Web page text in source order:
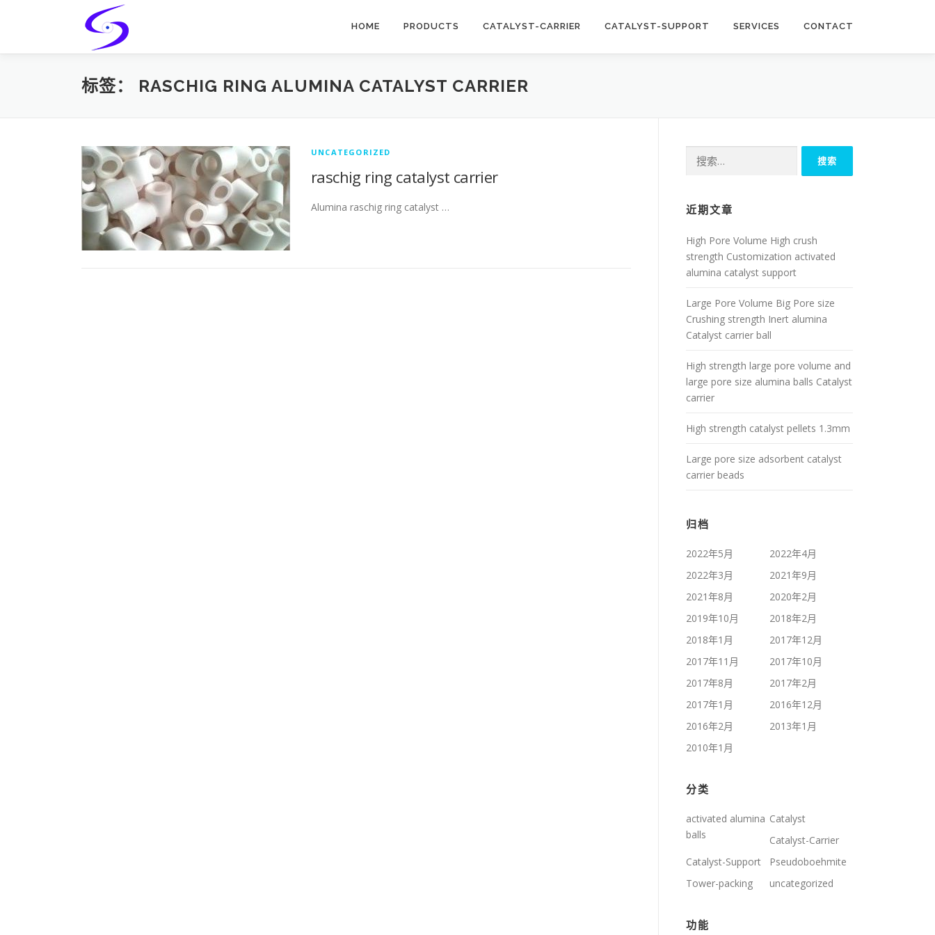
HOME PRODUCTS CATALYST-CARRIER CATALYST-SUPPORT SERVICES CONTACT
标签： RASCHIG RING ALUMINA CATALYST CARRIER
UNCATEGORIZED
raschig ring catalyst carrier
Alumina raschig ring catalyst …
索：
近期文章
High Pore Volume High crush
strength Customization activated
alumina catalyst support
Large Pore Volume Big Pore size
Crushing strength Inert alumina
Catalyst carrier ball
High strength large pore volume and
large pore size alumina balls Catalyst
carrier
High strength catalyst pellets 1.3mm
Large pore size adsorbent catalyst
carrier beads
归档
2022年5月
2022年4月
2022年3月
2021年9月
2021年8月
2020年2月
2019年10月
2018年2月
2018年1月
2017年12月
2017年11月
2017年10月
2017年8月
2017年2月
2017年1月
2016年12月
2016年2月
2013年1月
2010年1月
分类
activated alumina
balls
Catalyst
Catalyst-Carrier
Catalyst-Support
Pseudoboehmite
Tower-packing
uncategorized
功能